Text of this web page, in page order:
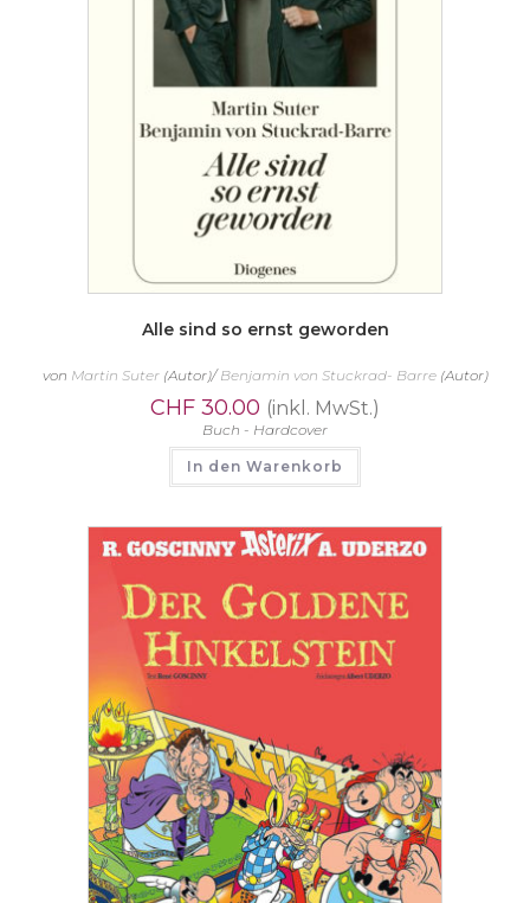
Alle sind so ernst geworden
von Martin Suter(Autor)/Benjamin von Stuckrad- Barre(Autor)
CHF 30.00 (inkl. MwSt.)
Buch - Hardcover
In den Warenkorb